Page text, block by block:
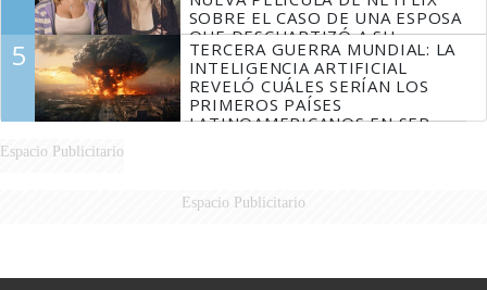
SOBRE EL CASO DE UNA ESPOSA
QUE DESCUARTIZÓ A SU
MARIDO
5
TERCERA GUERRA MUNDIAL: LA
INTELIGENCIA ARTIFICIAL
REVELÓ CUÁLES SERÍAN LOS
PRIMEROS PAÍSES
LATINOAMERICANOS EN SER
Espacio Publicitario
Espacio Publicitario